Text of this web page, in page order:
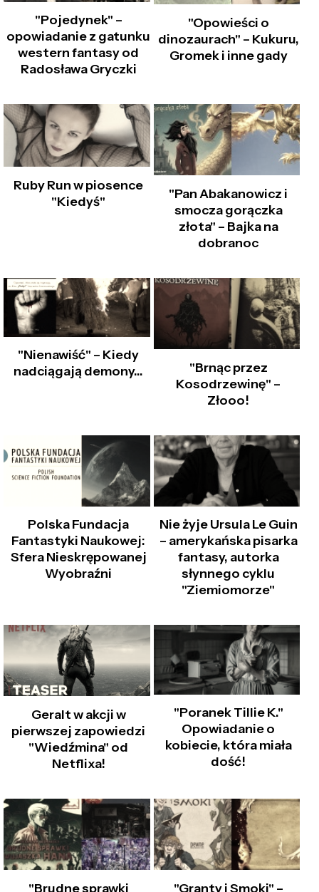
"Pojedynek" –
opowiadanie z gatunku
western fantasy od
Radosława Gryczki
"Opowieści o
dinozaurach" – Kukuru,
Gromek i inne gady
Ruby Run w piosence
"Kiedyś"
"Pan Abakanowicz i
smocza gorączka
złota" – Bajka na
dobranoc
"Nienawiść" – Kiedy
nadciągają demony…
"Brnąc przez
Kosodrzewinę" –
Złooo!
Polska Fundacja
Fantastyki Naukowej:
Sfera Nieskrępowanej
Wyobraźni
Nie żyje Ursula Le Guin
– amerykańska pisarka
fantasy, autorka
słynnego cyklu
"Ziemiomorze"
Geralt w akcji w
pierwszej zapowiedzi
"Wiedźmina" od
Netflixa!
"Poranek Tillie K."
Opowiadanie o
kobiecie, która miała
dość!
"Brudne sprawki
"Granty i Smoki" –